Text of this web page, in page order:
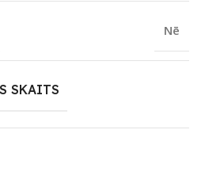
Nē
SKAITS